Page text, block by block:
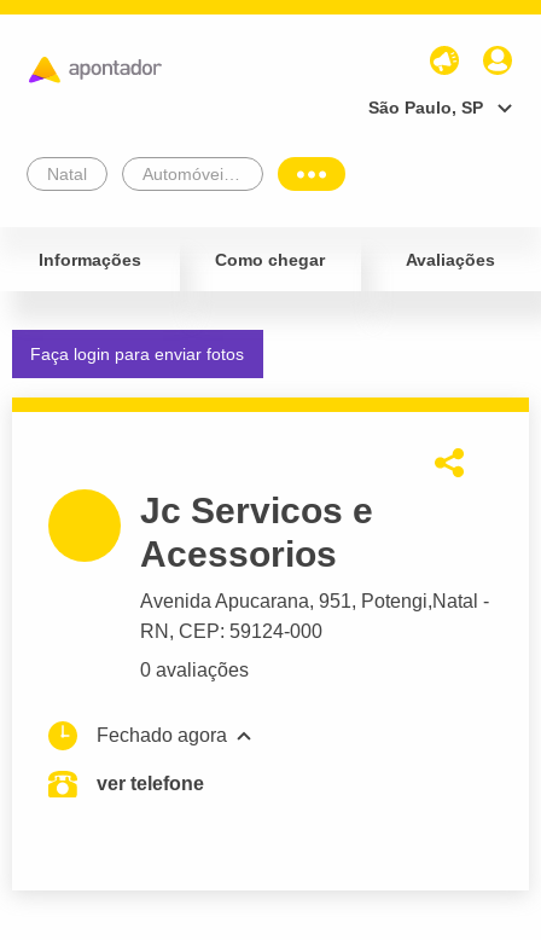
São Paulo, SP
Natal
Informações Como chegar Avaliações
Faça login para enviar fotos
Jc Servicos e
Acessorios
Avenida Apucarana, 951, Potengi,Natal -
RN, CEP: 59124-000
0 avaliações
Fechado agora
ver telefone